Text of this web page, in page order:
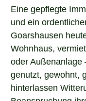
Eine gepflegte
und ein
Goarshausen
Wohnhaus,
oder Außenanlage
genutzt, gewohnt,
hinterlassen
Beanspruchung